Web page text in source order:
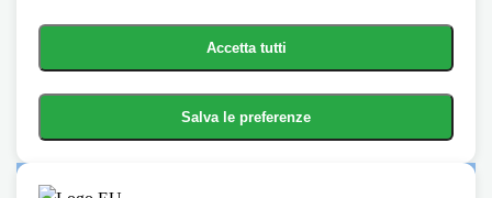
Accetta tutti
Salva le preferenze